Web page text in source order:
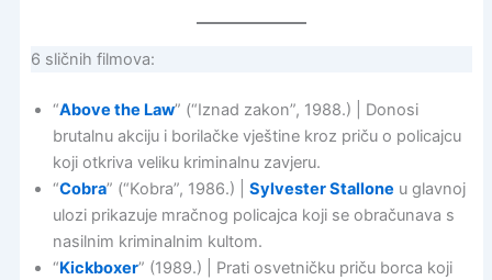
6 sličnih filmova:
“Above the Law” (“Iznad zakon”, 1988.) | Donosi
brutalnu akciju i borilačke vještine kroz priču o policajcu
koji otkriva veliku kriminalnu zavjeru.
“Cobra” (“Kobra”, 1986.) | Sylvester Stallone u glavnoj
ulozi prikazuje mračnog policajca koji se obračunava s
nasilnim kriminalnim kultom.
“Kickboxer” (1989.) | Prati osvetničku priču borca koji